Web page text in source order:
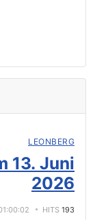
LEONBERG
13. Juni
2026
HITS 193